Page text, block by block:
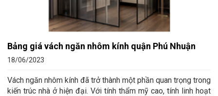
Bảng giá vách ngăn nhôm kính quận Phú Nhuận
18/06/2023
Vách ngăn nhôm kính đã trở thành một phần quan trọng trong
kiến trúc nhà ở hiện đại. Với tính thẩm mỹ cao, tính linh hoạt